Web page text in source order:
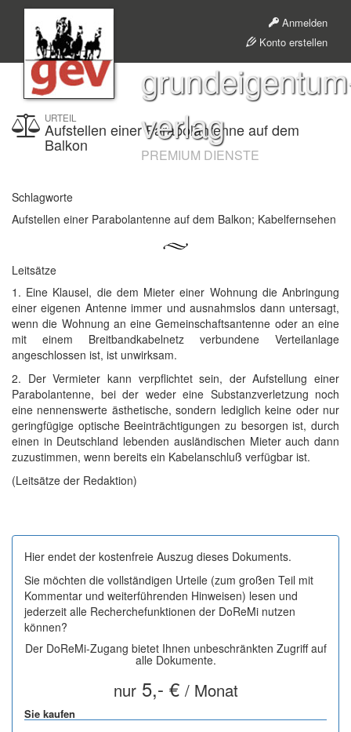
Anmelden
Konto erstellen
verlag
PREMIUM DIENSTE
URTEIL
Aufstellen einer Parabolantenne auf dem
Balkon
Schlagworte
Aufstellen einer Parabolantenne auf dem Balkon; Kabelfernsehen
Leitsätze
1. Eine Klausel, die dem Mieter einer Wohnung die Anbringung
einer eigenen Antenne immer und ausnahmslos dann untersagt,
wenn die Wohnung an eine Gemeinschaftsantenne oder an eine
mit einem Breitbandkabelnetz verbundene Verteilanlage
angeschlossen ist, ist unwirksam.
2. Der Vermieter kann verpflichtet sein, der Aufstellung einer
Parabolantenne, bei der weder eine Substanzverletzung noch
eine nennenswerte ästhetische, sondern lediglich keine oder nur
geringfügige optische Beeinträchtigungen zu besorgen ist, durch
einen in Deutschland lebenden ausländischen Mieter auch dann
zuzustimmen, wenn bereits ein Kabelanschluß verfügbar ist.
(Leitsätze der Redaktion)
Hier endet der kostenfreie Auszug dieses Dokuments.
Sie möchten die vollständigen Urteile (zum großen Teil mit
Kommentar und weiterführenden Hinweisen) lesen und
jederzeit alle Recherchefunktionen der DoReMi nutzen
können?
Der DoReMi-Zugang bietet Ihnen unbeschränkten Zugriff auf
alle Dokumente.
nur5,- € / Monat
Sie kaufen